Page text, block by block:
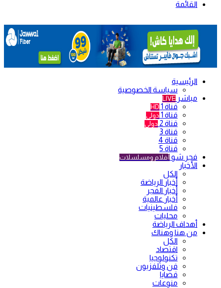
القائمة
الرئيسية
سياسة الخصوصية
مباشر LIVE
قناة 1 HD
قناة 1 دولي
قناة 2 دولي
قناة 3
قناة 4
قناة 5
فجر شو أفلام ومسلسلات
الأخبار
الكل
أخبار الرياضة
أخبار الفجر
أخبار عالمية
فلسطينيات
محليات
أهداف الرياضة
من هنا وهناك
الكل
اقتصاد
تكنولوجيا
فن وتلفزيون
قضايا
منوعات